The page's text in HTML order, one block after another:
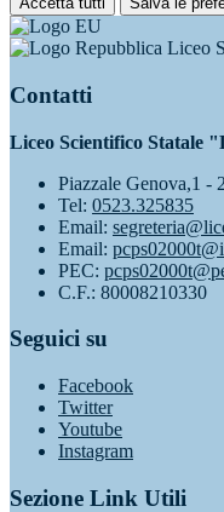
Liceo
Contatti
Liceo Scientifico Statale
Piazzale Genova,1 -
Tel: 0523.325835
Email:
Email:
PEC:
C.F.: 80008210330
Seguici su
Facebook
Twitter
Youtube
Instagram
Sezione Link Utili